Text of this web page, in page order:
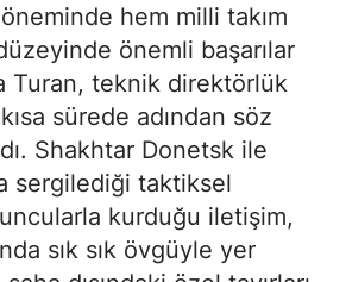
hem milli takım
önemli başarılar
Turan, teknik direktörlük
sürede adından söz
Shakhtar Donetsk ile
sergilediği taktiksel
kurduğu iletişim,
sık sık övgüyle yer